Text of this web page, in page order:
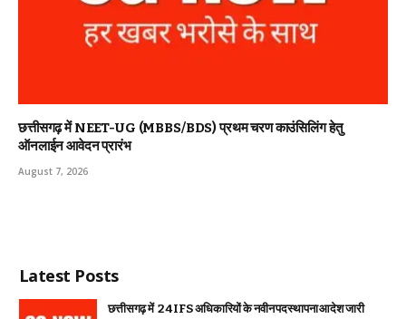
छत्तीसगढ़ में NEET-UG (MBBS/BDS) प्रथम चरण काउंसिलिंग हेतु
ऑनलाईन आवेदन प्रारंभ
August 7, 2026
Latest Posts
छत्तीसगढ़ में 24 IFS अधिकारियों के नवीन पदस्थापना आदेश जारी